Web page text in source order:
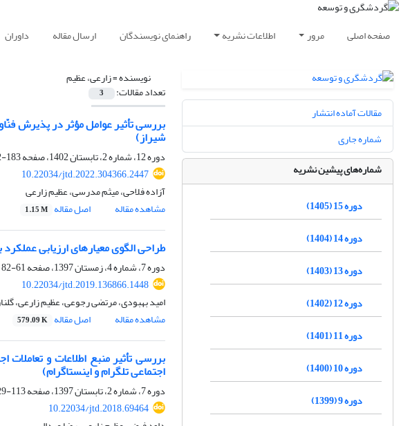
صفحه اصلی مرور اطلاعات نشریه راهنمای نویسندگان ارسال مقاله داوران
نویسنده =زارعی، عظیم
تعداد مقالات: 3
شیراز)
دوره 12، شماره 2، تابستان 1402، صفحه
183-202
10.22034/jtd.2022.304366.2447
آزاده فلاحی، میثم مدرسی، عظیم زارعی
مشاهده مقاله
اصل مقاله 1.15 M
طراحی الگوی معیارهای ارزیابی
دوره 7، شماره 4، زمستان 1397، صفحه
61-82
10.22034/jtd.2019.136866.1448
امید بهبودی، مرتضی رجوعی، عظیم زارعی،
مشاهده مقاله
اصل مقاله 579.09 K
بررسی تأثیر منبع اطلاعات و
اجتماعی تلگرام و اینستاگرام)
دوره 7، شماره 2، تابستان 1397، صفحه
113-129
10.22034/jtd.2018.69464
مقالات آماده انتشار
شماره جاری
شماره‌های پیشین نشریه
دوره 15 (1405)
دوره 14 (1404)
دوره 13 (1403)
دوره 12 (1402)
دوره 11 (1401)
دوره 10 (1400)
دوره 9 (1399)